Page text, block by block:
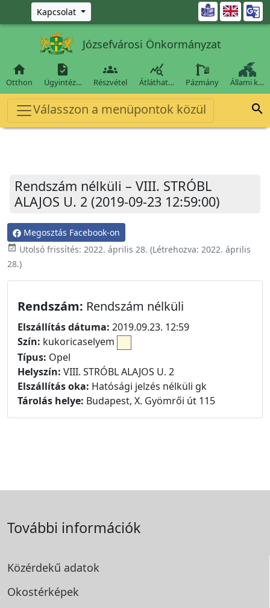
Ugrás a fő tartalomra
Kapcsolat 
Józsefvárosi Önkormányzat

Otthon

Ügyintéz…

Részvétel

Átláthat… Pázmány Állami k…
Válasszon a menüpontok közül 
Rendszám nélküli – VIII. STRÓBL
ALAJOS U. 2 (2019-09-23 12:59:00)
Megosztás Facebook-on
event_available Utolsó frissítés: 2022. április 28. (Létrehozva: 2022. április
28.)
Rendszám: Rendszám nélküli
Elszállítás dátuma: 2019.09.23. 12:59
Szín: kukoricaselyem
Típus: Opel
Helyszín: VIII. STRÓBL ALAJOS U. 2
Elszállítás oka: Hatósági jelzés nélküli gk
Tárolás helye: Budapest, X. Gyömrői út 115
További információk
Közérdekű adatok
Okostérképek